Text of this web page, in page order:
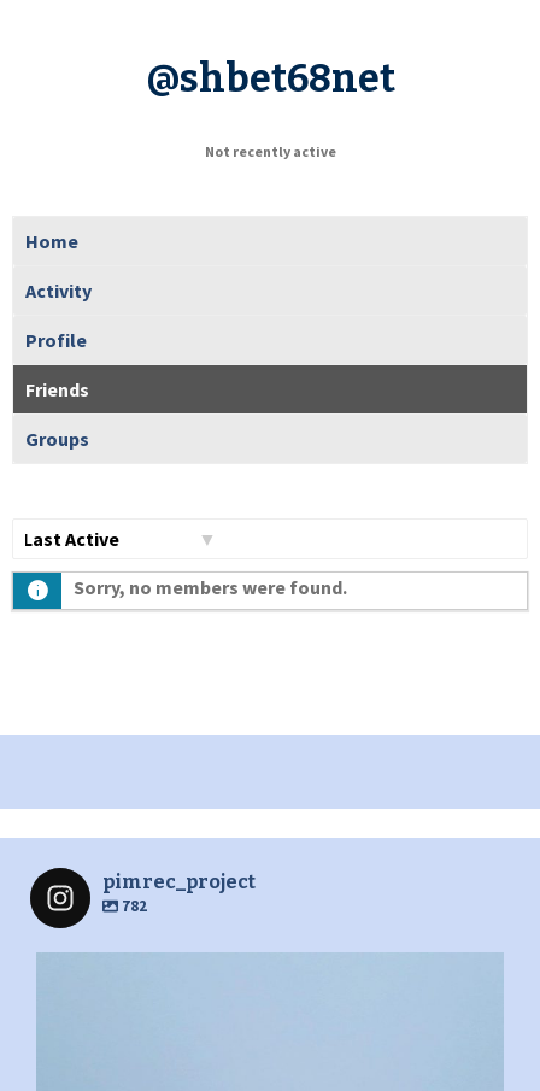
@shbet68net
Not recently active
Home
Activity
Profile
Friends
Groups
Sorry, no members were found.
pimrec_project
782